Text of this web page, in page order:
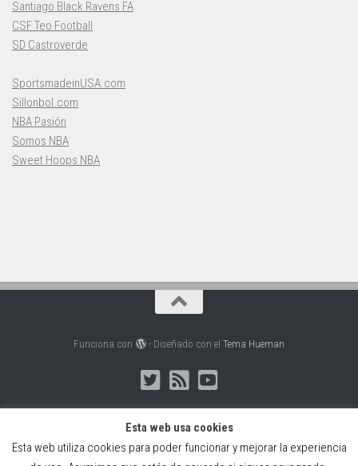
Santiago Black Ravens FA
CSF Teo Football
SD Castroverde
SportsmadeinUSA.com
Sillonbol.com
NBA Pasión
Somos NBA
Sweet Hoops NBA
Funciona con - Diseñado con el Tema Hueman
Web creada, alojada y mantenida por Café Dixital SL - 2026.
Esta web usa cookies
Esta web utiliza cookies para poder funcionar y mejorar la experiencia